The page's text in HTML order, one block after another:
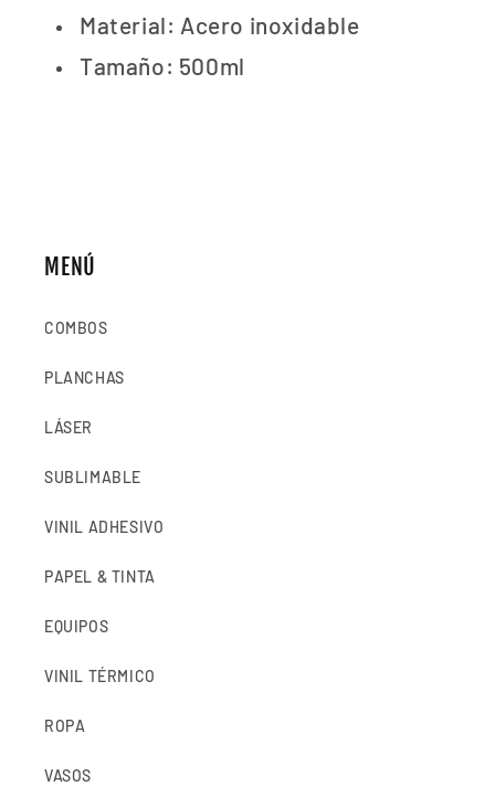
Material: Acero inoxidable
Tamaño: 500ml
MENÚ
COMBOS
PLANCHAS
LÁSER
SUBLIMABLE
VINIL ADHESIVO
PAPEL & TINTA
EQUIPOS
VINIL TÉRMICO
ROPA
VASOS